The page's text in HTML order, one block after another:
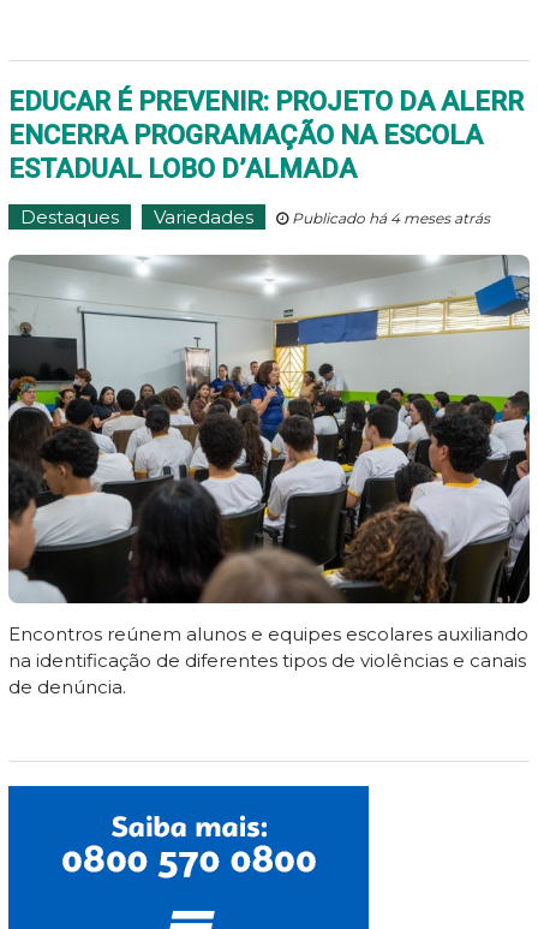
EDUCAR É PREVENIR: PROJETO DA ALERR
ENCERRA PROGRAMAÇÃO NA ESCOLA
ESTADUAL LOBO D’ALMADA
Destaques Variedades Publicado há 4 meses atrás
Encontros reúnem alunos e equipes escolares auxiliando
na identificação de diferentes tipos de violências e canais
de denúncia.